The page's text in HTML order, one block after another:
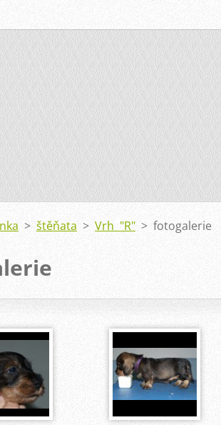
> štěňata > Vrh "R" > fotogalerie